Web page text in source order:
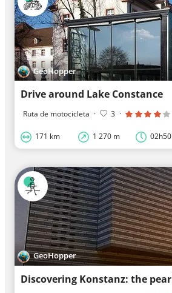
GeoHopper
Drive around Lake Constance
Ruta de motocicleta · 3 ·
171 km 1 270 m 02h50
GeoHopper